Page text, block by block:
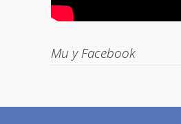
Ми у Facebook